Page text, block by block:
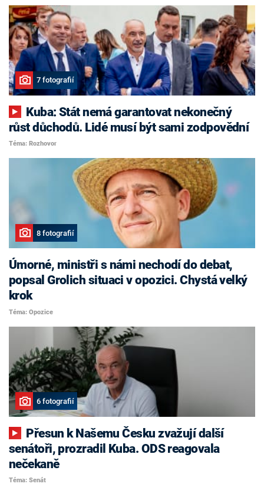
7 fotografií
růst důchodů. Lidé musí být sami zodpovědní
Téma: Rozhovor
8 fotografií
Úmorné, ministři s námi nechodí do debat,
popsal Grolich situaci v opozici. Chystá velký
krok
Téma: Opozice
6 fotografií
senátoři, prozradil Kuba. ODS reagovala
nečekaně
Téma: Senát